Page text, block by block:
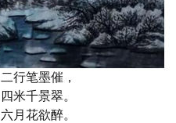
行笔墨催，
米千景翠。
月花欲醉。